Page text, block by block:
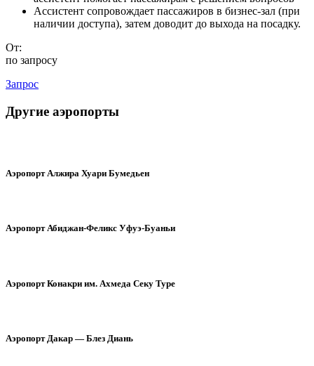
Ассистент сопровождает пассажиров в бизнес-зал (при
наличии доступа), затем доводит до выхода на посадку.
От:
по запросу
Запрос
Другие аэропорты
Аэропорт Алжира Хуари Бумедьен
Аэропорт Абиджан-Феликс Уфуэ-Буаньи
Аэропорт Конакри им. Ахмеда Секу Туре
Аэропорт Дакар — Блез Диань